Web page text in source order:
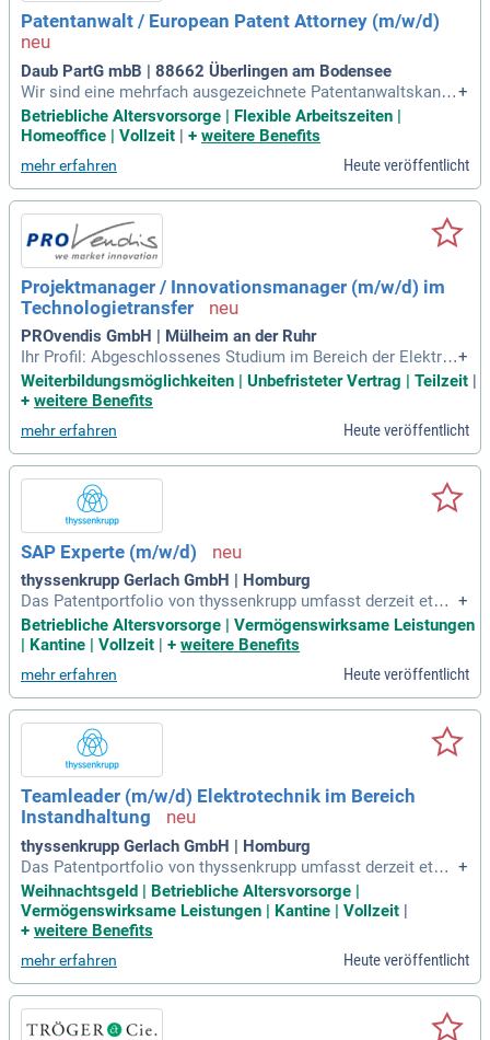
d werden Sie Teil einer großartigen Gemeinschaft!
Patentanwalt / European Patent Attorney (m/w/d)
Daub PartG mbB | 88662 Überlingen am Bodensee
Wir sind eine mehrfach ausgezeichnete Patentanwaltskanzl
ei in Europa und suchen eine/n Patentanwalt / European Pat
ent Attorney / Patentingenieur (m/w/d) für unseren Standort
n von der Idee bis zum erteilten Schutzrecht. Sie setzen Sch
utzrechts- und Patentstrategien für unsere Mandanten um u
nd entwickeln diese weiter. Zudem arbeiten Sie Patentanme
ldungen sowohl im Inland als auch im Ausland aus. Ihre Auf
gaben umfassen die Erstellung von Erwiderungen auf Prüfun
gsbescheide und die Mitarbeit an Einsprüchen und Nichtigk
eitsverfahren. Nutzen Sie die Gelegenheit, auch UPC-Verfahr
en in unserer Kanzlei zu begleiten.
+
Betriebliche Altersvorsorge | Flexible Arbeitszeiten |
Homeoffice | Vollzeit | + weitere Benefits
mehr erfahren Heute veröffentlicht
Projektmanager / Innovationsmanager (m/w/d) im
Technologietransfer
PROvendis GmbH | Mülheim an der Ruhr
Ihr Profil: Abgeschlossenes Studium im Bereich der Elektrot
echnik, Physik, Ingenieurwissenschaften, Informatik, Wirtsc
haftsinformatik, Wirtschaftsingenieurwesen oder vergleichb
Patentwesen; Interesse
+
Weiterbildungsmöglichkeiten | Unbefristeter Vertrag | Teilzeit |
+ weitere Benefits
mehr erfahren Heute veröffentlicht
SAP Experte (m/w/d)
thyssenkrupp Gerlach GmbH | Homburg
Das Patentportfolio von thyssenkrupp umfasst derzeit etwa
17.000 Patente und Gebrauchsmuster und unterstreicht dam
it die führende Technologie- und Innovationsposition des Ko
e und optimiert aktiv
+
Betriebliche Altersvorsorge | Vermögenswirksame Leistungen
| Kantine | Vollzeit
+ weitere Benefits
mehr erfahren Heute veröffentlicht
Teamleader (m/w/d) Elektrotechnik im Bereich
Instandhaltung
thyssenkrupp Gerlach GmbH | Homburg
Das Patentportfolio von thyssenkrupp umfasst derzeit etwa
17.000 Patente und Gebrauchsmuster und unterstreicht dam
it die führende Technologie- und Innovationsposition des Ko
nzerns. thyssenkrupp verfolgt ambitionierte Klimaschutzziel
+
Weihnachtsgeld | Betriebliche Altersvorsorge |
Vermögenswirksame Leistungen | Kantine | Vollzeit |
+ weitere Benefits
mehr erfahren Heute veröffentlicht